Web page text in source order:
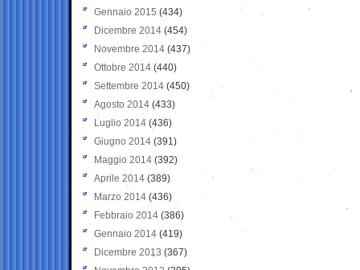
Gennaio 2015 (434)
Dicembre 2014 (454)
Novembre 2014 (437)
Ottobre 2014 (440)
Settembre 2014 (450)
Agosto 2014 (433)
Luglio 2014 (436)
Giugno 2014 (391)
Maggio 2014 (392)
Aprile 2014 (389)
Marzo 2014 (436)
Febbraio 2014 (386)
Gennaio 2014 (419)
Dicembre 2013 (367)